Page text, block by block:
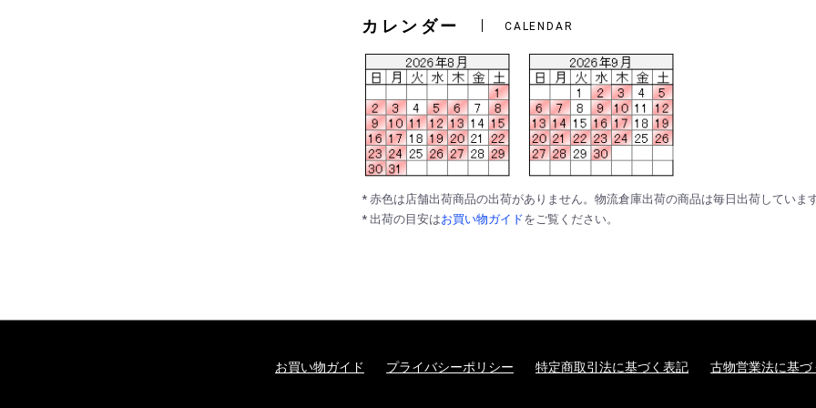
カレンダー CALENDAR
* 赤色は店舗出荷商品の出荷がありません。物流倉庫出荷の商品は毎日出荷しています
* 出荷の目安はお買い物ガイドをご覧ください。
お買い物ガイド プライバシーポリシー 特定商取引法に基づく表記 古物営業法に基づ